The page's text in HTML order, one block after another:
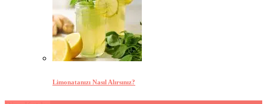
Limonatanızı Nasıl Alırsınız?